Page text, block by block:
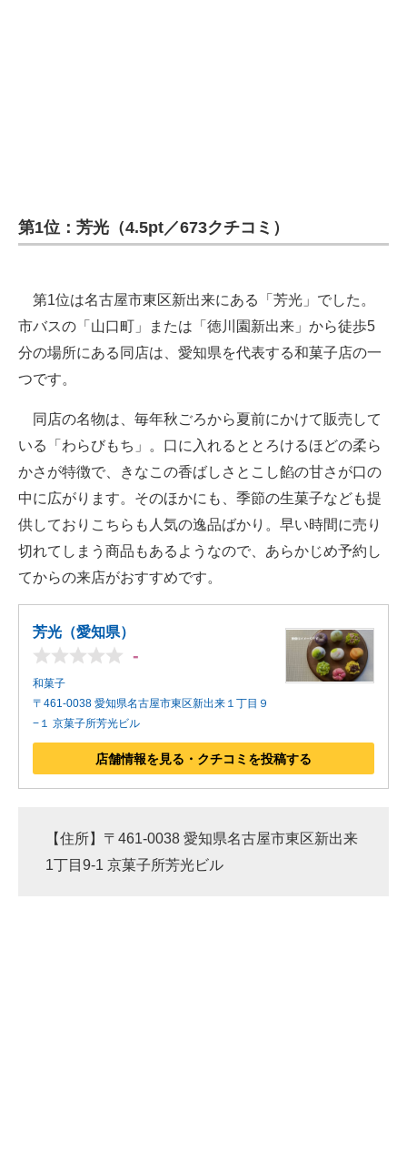
第1位：芳光（4.5pt／673クチコミ）
第1位は名古屋市東区新出来にある「芳光」でした。
市バスの「山口町」または「徳川園新出来」から徒歩5
分の場所にある同店は、愛知県を代表する和菓子店の一
つです。
同店の名物は、毎年秋ごろから夏前にかけて販売して
いる「わらびもち」。口に入れるととろけるほどの柔ら
かさが特徴で、きなこの香ばしさとこし餡の甘さが口の
中に広がります。そのほかにも、季節の生菓子なども提
供しておりこちらも人気の逸品ばかり。早い時間に売り
切れてしまう商品もあるようなので、あらかじめ予約し
てからの来店がおすすめです。
芳光（愛知県）
-
和菓子
〒461-0038 愛知県名古屋市東区新出来１丁目９
−１ 京菓子所芳光ビル
店舗情報を見る・クチコミを投稿する
【住所】〒461-0038 愛知県名古屋市東区新出来
1丁目9-1 京菓子所芳光ビル